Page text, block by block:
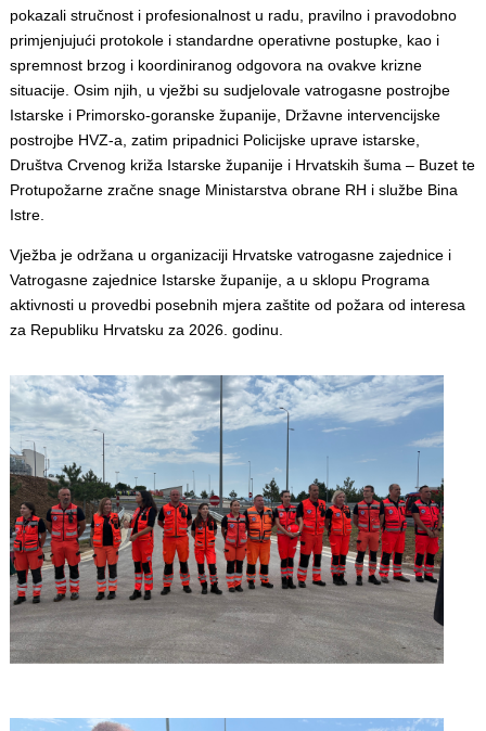
pokazali stručnost i profesionalnost u radu, pravilno i pravodobno
primjenjujući protokole i standardne operativne postupke, kao i
spremnost brzog i koordiniranog odgovora na ovakve krizne
situacije. Osim njih, u vježbi su sudjelovale vatrogasne postrojbe
Istarske i Primorsko-goranske županije, Državne intervencijske
postrojbe HVZ-a, zatim pripadnici Policijske uprave istarske,
Društva Crvenog križa Istarske županije i Hrvatskih šuma – Buzet te
Protupožarne zračne snage Ministarstva obrane RH i službe Bina
Istre.
Vježba je održana u organizaciji Hrvatske vatrogasne zajednice i
Vatrogasne zajednice Istarske županije, a u sklopu Programa
aktivnosti u provedbi posebnih mjera zaštite od požara od interesa
za Republiku Hrvatsku za 2026. godinu.